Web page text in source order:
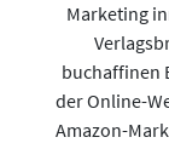
Marketing
buchaffinen
der Online-
Amazon-